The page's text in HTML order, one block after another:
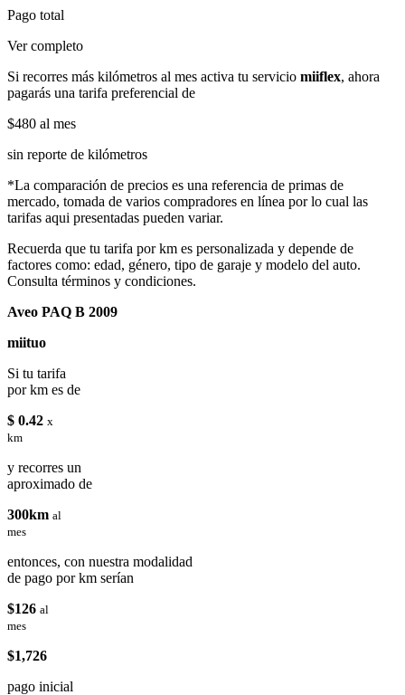
Pago total
Ver completo
Si recorres más kilómetros al mes activa tu servicio miiflex, ahora
pagarás una tarifa preferencial de
$480 al mes
sin reporte de kilómetros
*La comparación de precios es una referencia de primas de
mercado, tomada de varios compradores en línea por lo cual las
tarifas aqui presentadas pueden variar.
Recuerda que tu tarifa por km es personalizada y depende de
factores como: edad, género, tipo de garaje y modelo del auto.
Consulta términos y condiciones.
Aveo PAQ B 2009
miituo
Si tu tarifa
por km es de
$ 0.42 x
km
y recorres un
aproximado de
300km al
mes
entonces, con nuestra modalidad
de pago por km serían
$126 al
mes
$1,726
pago inicial